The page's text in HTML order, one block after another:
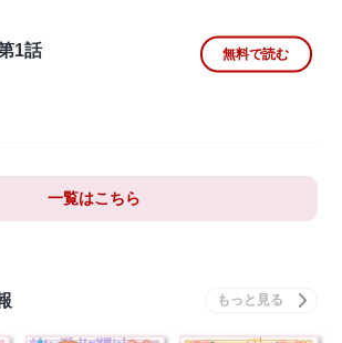
1話 無料で読む
一覧はこちら